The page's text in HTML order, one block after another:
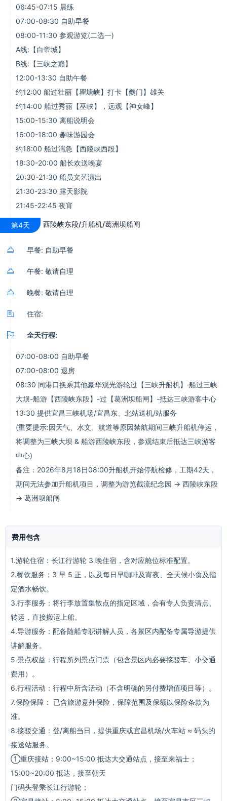
06:45-07:15 晨练
07:00-08:30 自助早餐
08:00-11:30 参观游览(二选一)
A线:【白帝城】
B线:【三峡之巅】
12:00-13:30 自助午餐
约12:00 船过壮丽【瞿塘峡】打卡【夔门】雄关
约14:00 船过秀丽【巫峡】，远观【神女峰】
15:00-15:30 离船说明会
16:00-18:00 趣味游园会
约18:00 船过湍急【西陵峡西段】
18:30-20:00 船长欢送晚宴
20:30-21:30 船员文艺演出
21:30-23:30 露天影院
21:45-22:45 夜宵
第4天 西陵峡东段/升船机/葛洲坝船闸
 早餐: 自助早餐
 午餐: 敬请自理
 晚餐: 敬请自理
 住宿:
 全天行程:
07:00-08:00 自助早餐
07:00-08:00 退房
08:30 同港口换乘其他豪华观光游轮过【三峡升船机】·船过三峡
大坝-船游【西陵峡东段】-过【葛洲坝船闸】-抵达三峡游客中心
13:30 提供宜昌三峡机场/宜昌东、北站送机/站服务
(重要提示:因天气、水文、航道等原因禁航期间三峡升船机停运，
将调整为三峡大坝 & 船游西陵峡东段，参观结束后抵达三峡游客
中心)
备注：2026年8月18日08:00升船机开始停航检修，工期42天，
期间无法参加升船机项目，调整为游览截流纪念园 → 西陵峡东段
→ 葛洲坝船闸
费用包含
1.游轮住宿：长江行游轮 3 晚住宿，含对应舱位标准配置。
2.餐饮服务：3 早 5 正，以及每日早咖啡及宵夜、全天候小食及指
定酒水畅饮。
3.行李服务：将行李放置集散点的指定区域，会有专人负责清点、
转运，直接搬运上船。
4.导游服务：配备随船专职讲解人员，各景区内配备专属导游提供
讲解服务。
5.景点权益：行程所列景点门票（包含景区内必要接驳车、小交通
费用）。
6.行程活动：行程中所含活动（不含明确的另付费增值项目等）。
7.保险保障： 已含旅游意外保险，保障范围及保额以保险条款为
准。
8.接驳交通：登/离船当日，提供重庆或宜昌机场/火车站 ≈ 码头的
接送站服务。
①重庆接站：9:00~15:00 抵达大交通站点，接至来福士；
15:00~20:00 抵达，接至朝天
门码头登乘长江行游轮；